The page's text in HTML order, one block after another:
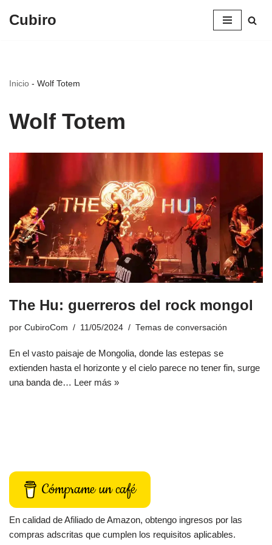
Cubiro
Inicio - Wolf Totem
Wolf Totem
The Hu: guerreros del rock mongol
por CubiroCom 11/05/2024 Temas de conversación
En el vasto paisaje de Mongolia, donde las estepas se
extienden hasta el horizonte y el cielo parece no tener fin, surge
una banda de… Leer más »
Cómprame un café
En calidad de Afiliado de Amazon, obtengo ingresos por las
compras adscritas que cumplen los requisitos aplicables.